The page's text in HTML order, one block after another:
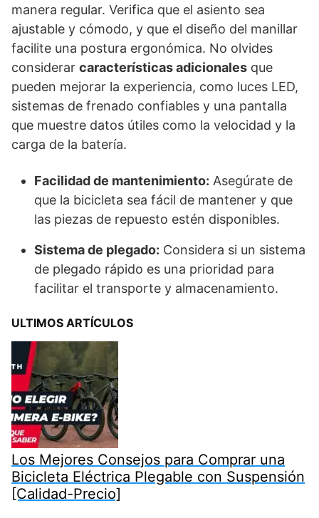
manera regular. Verifica que el asiento sea
ajustable y cómodo, y que el diseño del manillar
facilite una postura ergonómica. No olvides
considerar características adicionales que
pueden mejorar la experiencia, como luces LED,
sistemas de frenado confiables y una pantalla
que muestre datos útiles como la velocidad y la
carga de la batería.
Facilidad de mantenimiento: Asegúrate de
que la bicicleta sea fácil de mantener y que
las piezas de repuesto estén disponibles.
Sistema de plegado: Considera si un sistema
de plegado rápido es una prioridad para
facilitar el transporte y almacenamiento.
ULTIMOS ARTÍCULOS
Los Mejores Consejos para Comprar una
Bicicleta Eléctrica Plegable con Suspensión
[Calidad-Precio]